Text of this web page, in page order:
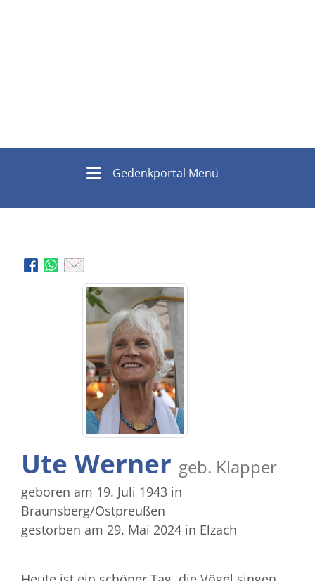
Gedenkportal Menü
Ute Werner geb. Klapper
geboren am 19. Juli 1943 in
Braunsberg/Ostpreußen
gestorben am 29. Mai 2024 in Elzach